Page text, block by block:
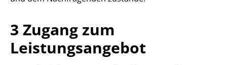
3 Zugang zum
Leistungsangebot